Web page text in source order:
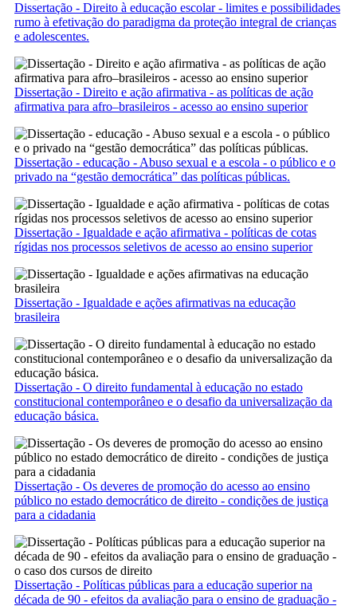
Dissertação - Direito à educação escolar - limites e possibilidades
rumo à efetivação do paradigma da proteção integral de crianças
e adolescentes.
Dissertação - Direito e ação afirmativa - as políticas de ação
afirmativa para afro–brasileiros - acesso ao ensino superior
Dissertação - educação - Abuso sexual e a escola - o público e o
privado na “gestão democrática” das políticas públicas.
Dissertação - Igualdade e ação afirmativa - políticas de cotas
rígidas nos processos seletivos de acesso ao ensino superior
Dissertação - Igualdade e ações afirmativas na educação
brasileira
Dissertação - O direito fundamental à educação no estado
constitucional contemporâneo e o desafio da universalização da
educação básica.
Dissertação - Os deveres de promoção do acesso ao ensino
público no estado democrático de direito - condições de justiça
para a cidadania
Dissertação - Políticas públicas para a educação superior na
década de 90 - efeitos da avaliação para o ensino de graduação -